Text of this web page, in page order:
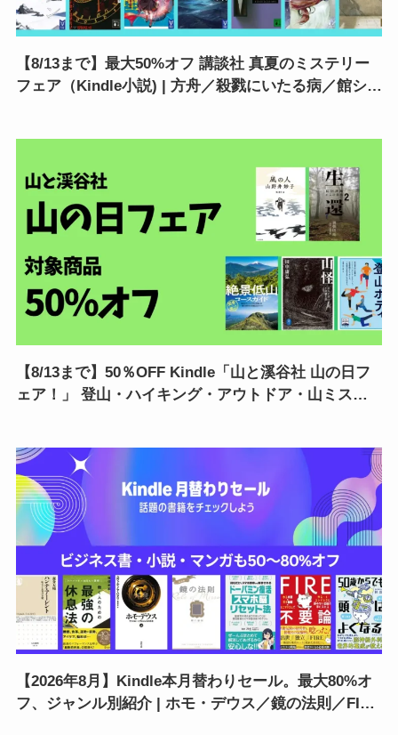
【8/13まで】最大50%オフ 講談社 真夏のミステリー
フェア（Kindle小説) | 方舟／殺戮にいたる病／館シリ
【8/13まで】50％OFF Kindle「山と溪谷社 山の日フ
ェア！」 登山・ハイキング・アウトドア・山ミステ
【2026年8月】Kindle本月替わりセール。最大80%オ
フ、ジャンル別紹介 | ホモ・デウス／鏡の法則／FIRE